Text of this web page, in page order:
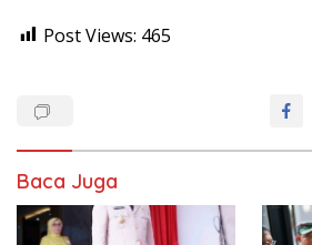
Post Views: 465
Baca Juga